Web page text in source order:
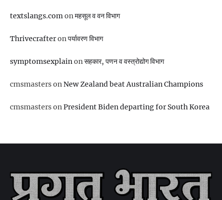
textslangs.comonमहसूल व वन विभाग
Thrivecrafteronपर्यावरण विभाग
symptomsexplainonसहकार, पणन व वस्‍त्रोद्योग विभाग
cmsmastersonNew Zealand beat Australian Champions
cmsmastersonPresident Biden departing for South Korea